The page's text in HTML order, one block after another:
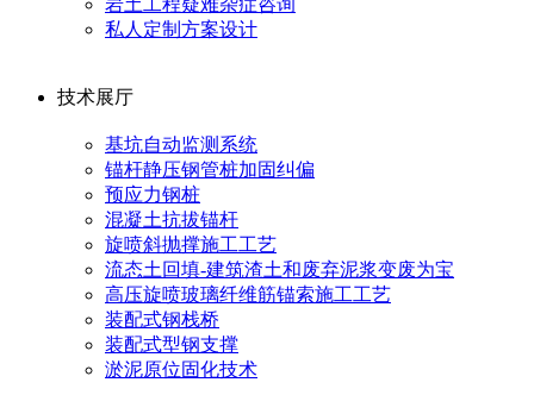
岩土工程疑难杂症咨询
私人定制方案设计
技术展厅
基坑自动监测系统
锚杆静压钢管桩加固纠偏
预应力钢桩
混凝土抗拔锚杆
旋喷斜抛撑施工工艺
流态土回填-建筑渣土和废弃泥浆变废为宝
高压旋喷玻璃纤维筋锚索施工工艺
装配式钢栈桥
装配式型钢支撑
淤泥原位固化技术